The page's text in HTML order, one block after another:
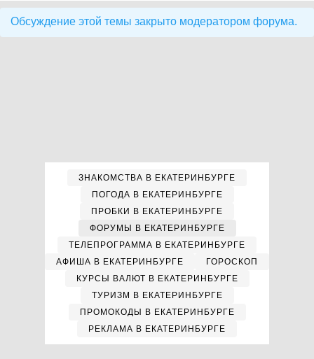
Обсуждение этой темы закрыто модератором форума.
ЗНАКОМСТВА В ЕКАТЕРИНБУРГЕ
ПОГОДА В ЕКАТЕРИНБУРГЕ
ПРОБКИ В ЕКАТЕРИНБУРГЕ
ФОРУМЫ В ЕКАТЕРИНБУРГЕ
ТЕЛЕПРОГРАММА В ЕКАТЕРИНБУРГЕ
АФИША В ЕКАТЕРИНБУРГЕ
ГОРОСКОП
КУРСЫ ВАЛЮТ В ЕКАТЕРИНБУРГЕ
ТУРИЗМ В ЕКАТЕРИНБУРГЕ
ПРОМОКОДЫ В ЕКАТЕРИНБУРГЕ
РЕКЛАМА В ЕКАТЕРИНБУРГЕ